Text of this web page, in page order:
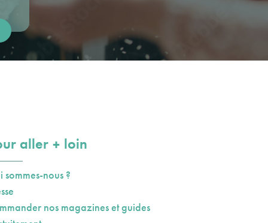
aller plusloin
sommes-nous ?
nos magazines et guides